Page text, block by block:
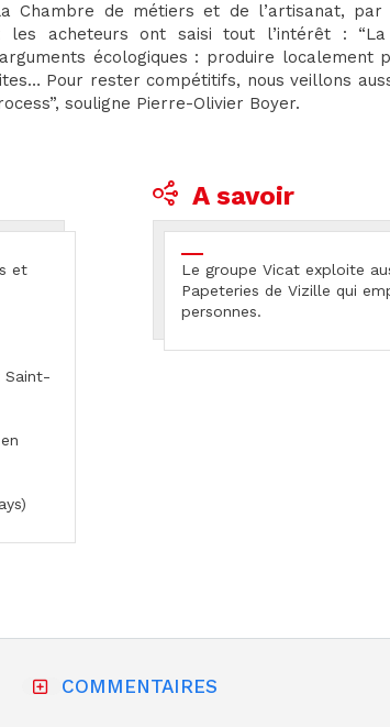
Chambre de métiers et de l’artisanat, par
les acheteurs ont saisi tout l’intérêt :
écologiques : produire localement
Pour rester compétitifs, nous veillons
souligne Pierre-Olivier Boyer.
et
Saint-
A savoir
Le groupe Vicat exploite
Papeteries de Vizille qui
personnes.
COMMENTAIRES